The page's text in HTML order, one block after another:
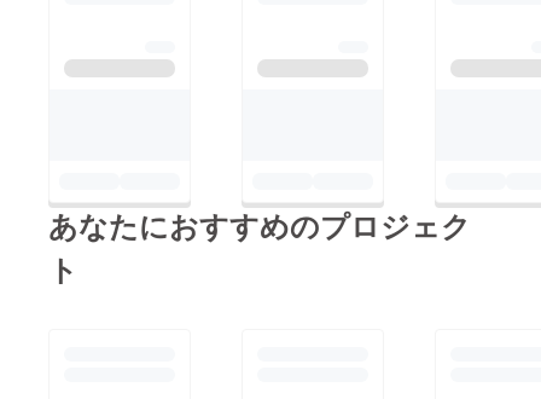
あなたにおすすめのプロジェク
ト